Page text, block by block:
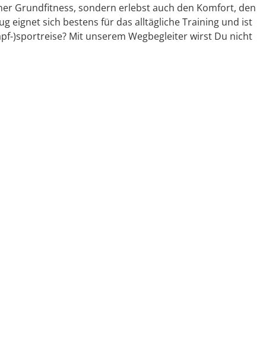
Grundfitness, sondern erlebst auch den Komfort, den
eignet sich bestens für das alltägliche Training und ist
)sportreise? Mit unserem Wegbegleiter wirst Du nicht